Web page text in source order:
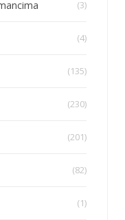
(3)
(4)
(135)
(230)
(201)
(82)
(1)